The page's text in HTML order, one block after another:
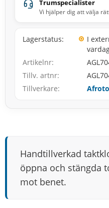
Trumspecialister
Vi hjälper dig att välja
Lagerstatus
I
Artikelnr
Tillv. artnr
Tillverkare
Handtillverkad
öppna och stängda
mot benet.